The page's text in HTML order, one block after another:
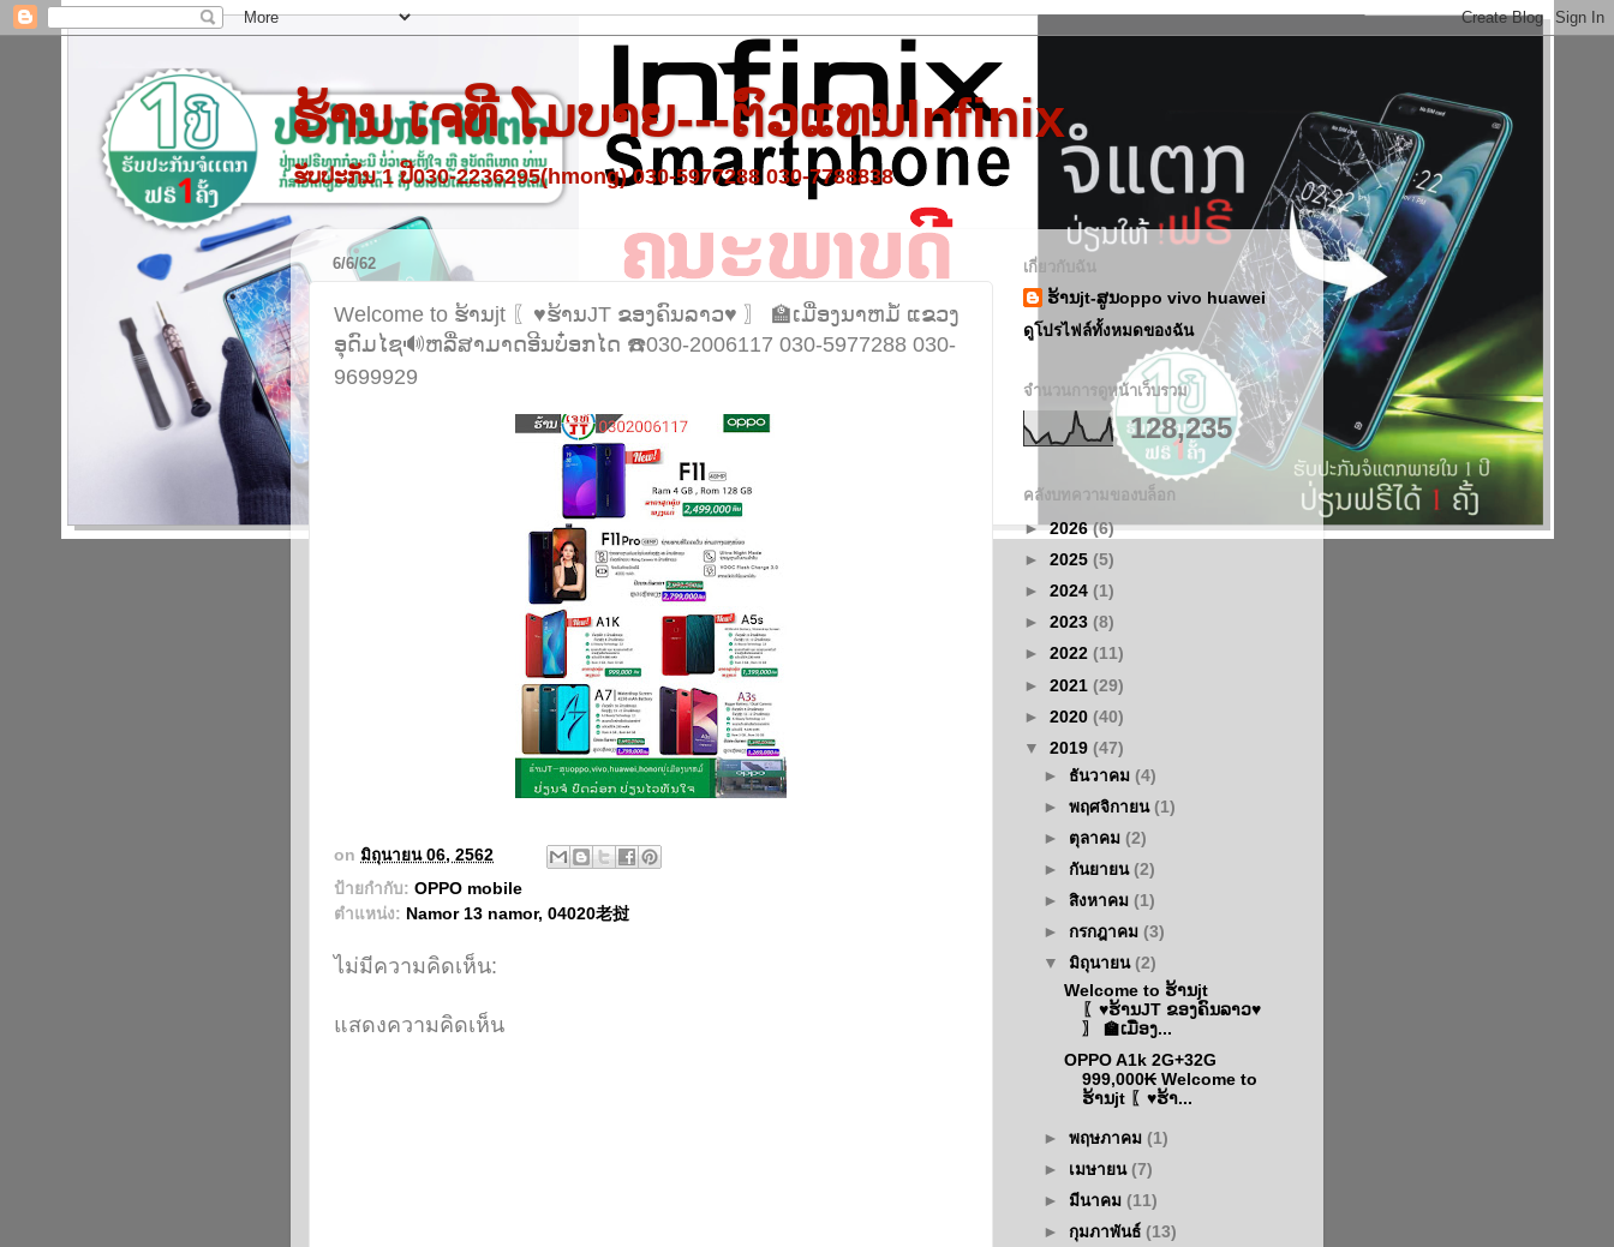
ຮ້ານ ເຈທີ ໂມບາຍ---ຕົວແທນInfinix
ຮັບປະກັນ 1 ປີ030-2236295(hmong) 030-5977288 030-7788838
6/6/62
Welcome to ຮ້ານjt 〖♥ຮ້ານJT ຂອງຄົນລາວ♥ 〗 🏫ເມື່ອງນາຫມໍ້ ແຂວງ
ອຸດົມໄຊ🔊ຫລື່ສາມາດອີນບ໋ອກໄດ ☎️030-2006117 030-5977288 030-
9699929
on มิถุนายน 06, 2562
ป้ายกำกับ: OPPO mobile
ตำแหน่ง: Namor 13 namor, 04020老挝
ไม่มีความคิดเห็น:
แสดงความคิดเห็น
เกี่ยวกับฉัน
ຮ້ານjt-ສູນoppo vivo huawei
ดูโปรไฟล์ทั้งหมดของฉัน
จำนวนการดูหน้าเว็บรวม
128,235
คลังบทความของบล็อก
►2026(6)
► 2025 (5)
► 2024 (1)
► 2023 (8)
► 2022 (11)
► 2021 (29)
► 2020 (40)
▼ 2019 (47)
► ธันวาคม(4)
►พฤศจิกายน(1)
► ตุลาคม(2)
►กันยายน(2)
►สิงหาคม(1)
►กรกฎาคม(3)
▼ มิถุนายน(2)
Welcome to ຮ້ານjt
〖♥ຮ້ານJT ຂອງຄົນລາວ♥
〗 🏫ເມື່ອງ...
OPPO A1k 2G+32G
999,000₭ Welcome to
ຮ້ານjt 〖♥ຮ້າ...
►พฤษภาคม(1)
► เมษายน(7)
► มีนาคม(11)
►กุมภาพันธ์(13)